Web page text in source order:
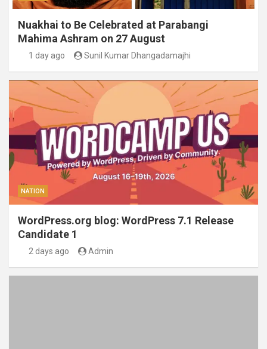
Nuakhai to Be Celebrated at Parabangi
Mahima Ashram on 27 August
1 day ago Sunil Kumar Dhangadamajhi
NATION
WordPress.org blog: WordPress 7.1 Release
Candidate 1
2 days ago Admin